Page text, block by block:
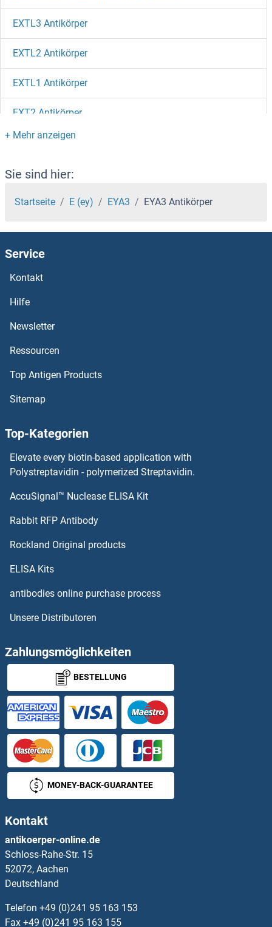
EXTL3 Antikörper
EXTL2 Antikörper
EXTL1 Antikörper
EXT2 Antikörper
Exportin 7 Antikörper
Exportin 6 Antikörper
Exportin 2 Antikörper
Exostosin 1 Antikörper
EXOSC9 Antikörper
EXOSC7 Antikörper
EXOSC6 Antikörper
EXOSC5 Antikörper
EXOSC3 Antikörper
EXOSC2 Antikörper
EXOSC10 Antikörper
EZH1 Antikörper
Ezrin Antikörper
F-Box and Leucine-Rich Repeat Protein 17 Antikörper
F-Box and Leucine-Rich Repeat Protein 19 Antikörper
F-Box Protein 11 Antikörper
F-Box Protein 3 Antikörper
F-Box Protein 31 Antikörper
F-Box Protein 36 Antikörper
F-Box Protein 5 Antikörper
F11R Antikörper
F12 Antikörper
F13A1 Antikörper
Sie sind hier:
Startseite E (ey) EYA3 EYA3 Antikörper
Service
Kontakt
Hilfe
Newsletter
Ressourcen
Top Antigen Products
Sitemap
Top-Kategorien
Elevate every biotin-based application with
Polystreptavidin - polymerized Streptavidin.
AccuSignal™ Nuclease ELISA Kit
Rabbit RFP Antibody
Rockland Original products
ELISA Kits
antibodies online purchase process
Unsere Distributoren
Zahlungsmöglichkeiten
BESTELLUNG
MONEY-BACK-GUARANTEE
Kontakt
antikoerper-online.de
Schloss-Rahe-Str. 15
52072, Aachen
Deutschland
Telefon +49 (0)241 95 163 153
Fax +49 (0)241 95 163 155